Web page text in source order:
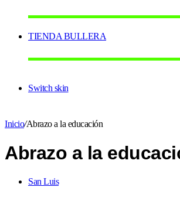
TIENDA BULLERA
Switch skin
Inicio/Abrazo a la educación
Abrazo a la
San Luis